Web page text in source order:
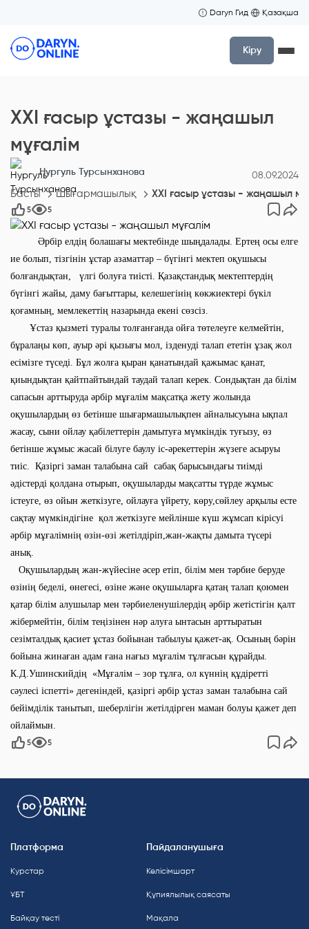
Daryn Гид Қазақша
Кіру
XXI ғасыр ұстазы - жаңашыл
мұғалім
Нургуль Турсынханова 08.09.2024
Басты Шығармашылық XXI ғасыр ұстазы - жаңашыл
5 5
Әрбір елдің болашағы мектебінде шыңдалады. Ертең осы елге
ие болып, тізгінін ұстар азаматтар – бүгінгі мектеп оқушысы
болғандықтан, үлгі болуға тиісті. Қазақстандық мектептердің
бүгінгі жайы, даму бағыттары, келешегінің көкжиектері бүкіл
қоғамның, мемлекеттің назарында екені сөзсіз.
Ұстаз қызметі туралы толғанғанда ойға төтелеуге келмейтін,
бұралаңы көп, ауыр әрі қызығы мол, ізденуді талап ететін ұзақ жол
есімізге түседі. Бұл жолға қыран қанатындай қажымас қанат,
қиындықтан қайтпайтындай таудай талап керек. Сондықтан да білім
сапасын арттыруда әрбір мұғалім мақсатқа жету жолында
оқушылардың өз бетінше шығармашылықпен айналысуына ықпал
жасау, сыни ойлау қабілеттерін дамытуға мүмкіндік туғызу, өз
бетінше жұмыс жасай білуге баулу іс-әрекеттерін жүзеге асыруы
тиіс. Қазіргі заман талабына сай сабақ барысындағы тиімді
әдiстерді қолдана отырып, оқушыларды мақсатты түрде жұмыс
iстеуге, өз ойын жеткiзуге, ойлауға үйрету, көру,сөйлеу арқылы есте
сақтау мүмкіндігіне қол жеткізуге мейлінше күш жұмсап кірісуі
әрбір мұғалімнің өзін-өзі жетілдіріп,жан-жақты дамыта түсері
анық.
Оқушылардың жан-жүйесіне әсер етіп, білім мен тәрбие беруде
өзінің беделі, өнегесі, өзіне және оқушыларға қатаң талап қоюмен
қатар білім алушылар мен тәрбиеленушілердің әрбір жетістігін қалт
жібермейтін, білім теңізінен нәр алуға ынтасын арттыратын
сезімталдық қасиет ұстаз бойынан табылуы қажет-ақ. Осының бәрін
бойына жинаған адам ғана нағыз мұғалім тұлғасын құрайды.
К.Д.Ушинскийдің «Мұғалім – зор тұлға, ол күннің құдіретті
сәулесі іспетті» дегеніндей, қазіргі әрбір ұстаз заман талабына сай
бейімділік танытып, шеберлігін жетілдірген маман болуы қажет деп
ойлаймын.
5 5
Платформа
Курстар
ҰБТ
Байқау тесті
Пайдаланушыға
Келісімшарт
Құпиялылық саясаты
Мақала